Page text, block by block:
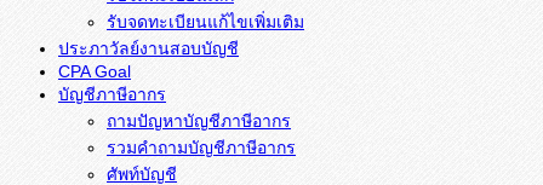
รับจดทะเบียนแก้ไขเพิ่มเติม
ประภาวัลย์งานสอบบัญชี
CPA Goal
บัญชีภาษีอากร
ถามปัญหาบัญชีภาษีอากร
รวมคำถามบัญชีภาษีอากร
ศัพท์บัญชี